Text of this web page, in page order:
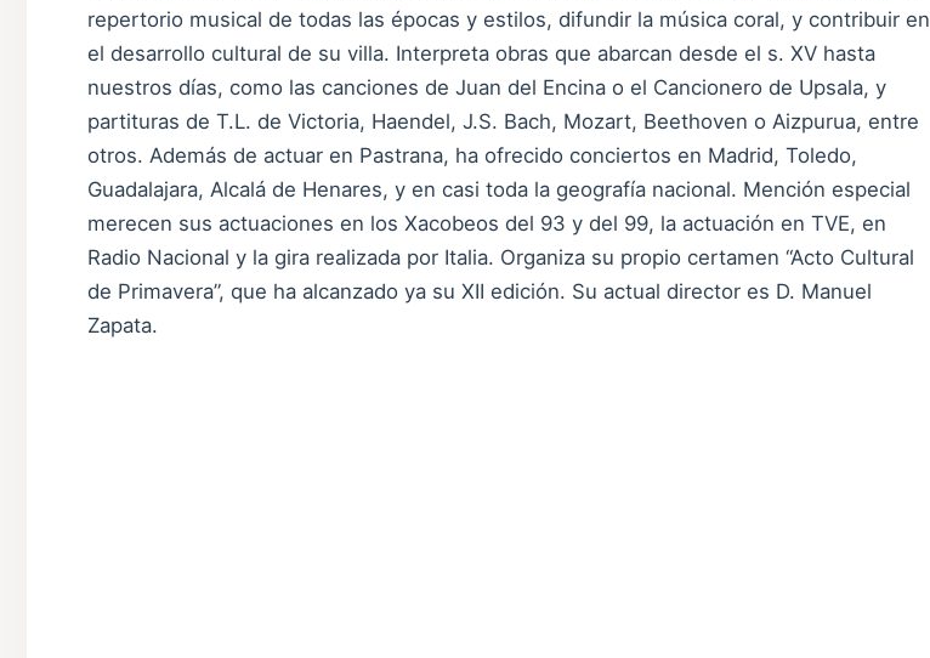
repertorio musical de todas las épocas y estilos, difundir la música coral, y contribuir en
el desarrollo cultural de su villa. Interpreta obras que abarcan desde el s. XV hasta
nuestros días, como las canciones de Juan del Encina o el Cancionero de Upsala, y
partituras de T.L. de Victoria, Haendel, J.S. Bach, Mozart, Beethoven o Aizpurua, entre
otros. Además de actuar en Pastrana, ha ofrecido conciertos en Madrid, Toledo,
Guadalajara, Alcalá de Henares, y en casi toda la geografía nacional. Mención especial
merecen sus actuaciones en los Xacobeos del 93 y del 99, la actuación en TVE, en
Radio Nacional y la gira realizada por Italia. Organiza su propio certamen “Acto Cultural
de Primavera”, que ha alcanzado ya su XII edición. Su actual director es D. Manuel
Zapata.